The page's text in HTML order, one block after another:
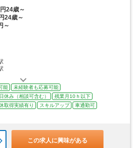
24歳～
24歳～
～
能
未経験者も応募可能
休み（相談可含む）
残業月10ｈ以下
取得実績有り スキルアップ
車通勤可
この求人に興味がある